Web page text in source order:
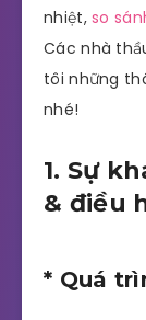
nhiệt,so
Các nhà
tôi những
nhé!
1. Sự
& điều
* Quá